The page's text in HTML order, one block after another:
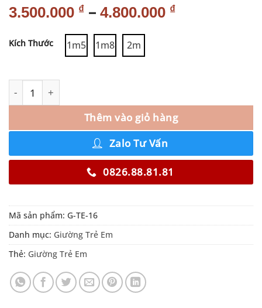
3.500.000 ₫ – 4.800.000 ₫
Kích Thước 1m5 1m8 2m
Thêm vào giỏ hàng
Zalo Tư Vấn
0826.88.81.81
Mã sản phẩm: G-TE-16
Danh mục: Giường Trẻ Em
Thẻ: Giường Trẻ Em